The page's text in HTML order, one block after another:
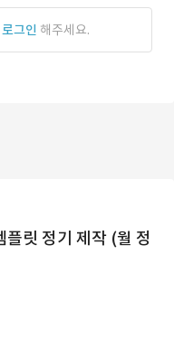
로그인 해주세요.
릿 정기 제작 (월 정